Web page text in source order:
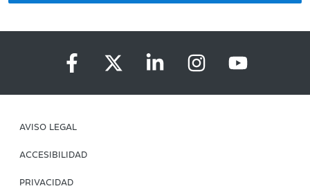
AVISO LEGAL
ACCESIBILIDAD
PRIVACIDAD